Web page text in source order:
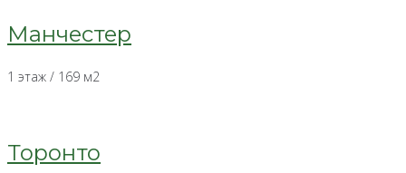
Манчестер
1 этаж / 169 м2
Торонто